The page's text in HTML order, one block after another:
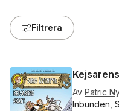
Filtrera
Av Patric
Inbunden,